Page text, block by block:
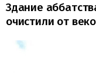
Здание
очистили от